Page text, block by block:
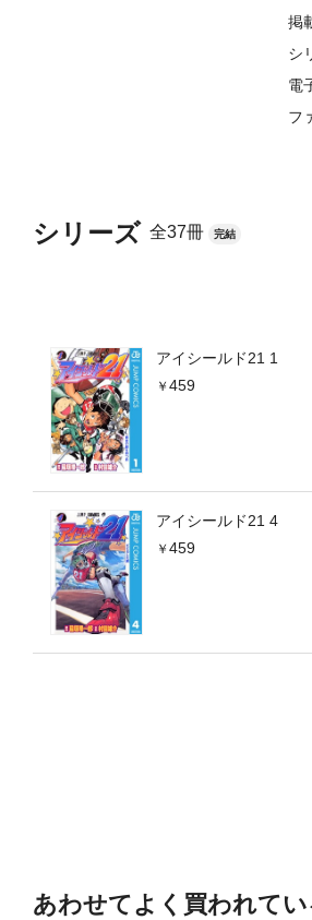
シリーズ 全37冊 完結
アイシールド21 1
459
アイシールド21 4
459
掲
シ
電
フ
あわせてよく買われて